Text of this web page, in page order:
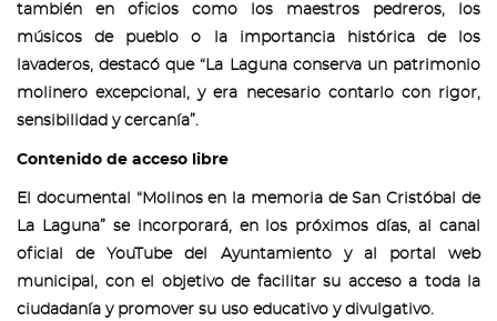
también en oficios como los maestros pedreros, los
músicos de pueblo o la importancia histórica de los
lavaderos, destacó que “La Laguna conserva un patrimonio
molinero excepcional, y era necesario contarlo con rigor,
sensibilidad y cercanía”.
Contenido de acceso libre
El documental “Molinos en la memoria de San Cristóbal de
La Laguna” se incorporará, en los próximos días, al canal
oficial de YouTube del Ayuntamiento y al portal web
municipal, con el objetivo de facilitar su acceso a toda la
ciudadanía y promover su uso educativo y divulgativo.